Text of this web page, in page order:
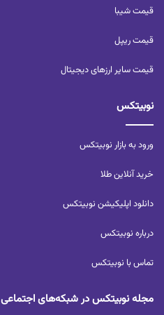
قیمت شیبا
قیمت ریپل
قیمت سایر ارزهای دیجیتال
نوبیتکس
ورود به بازار نوبیتکس
خرید آنلاین طلا
دانلود اپلیکیشن نوبیتکس
درباره نوبیتکس
تماس با نوبیتکس
مجله نوبیتکس در شبکه‌های اجتماعی